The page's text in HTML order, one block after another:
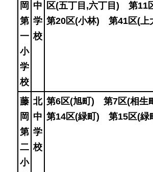
岡
第
一
小
学
校
中
学
校
区(五丁目,六丁目) 第
第20区(小林) 第41区(上
藤
岡
第
二
小
北
中
学
校
第6区(旭町) 第7区(相
第14区(緑町) 第15区(